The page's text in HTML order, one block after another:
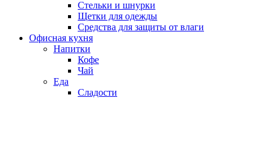
Стельки и шнурки
Щетки для одежды
Средства для защиты от влаги
Офисная кухня
Напитки
Кофе
Чай
Еда
Сладости